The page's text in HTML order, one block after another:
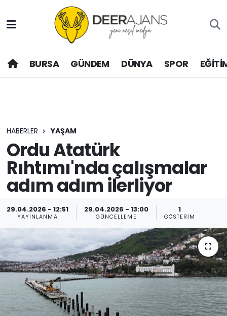
BURSA GÜNDEM DÜNYA SPOR
HABERLER YAŞAM
Ordu Atatürk
Rıhtımı'nda çalışmalar
adım adım ilerliyor
29.04.2026 - 12:51
YAYINLANMA
29.04.2026 - 13:00
GÜNCELLEME
1
GÖSTERIM
Hava Durumu
Trafik Durumu
Son Dakika Haberleri
Haber Arşivi